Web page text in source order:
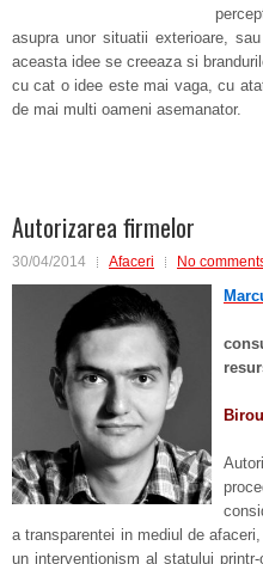
asupra unor situatii exterioare,
aceasta idee se creeaza si
cu cat o idee este mai vaga, cu
de mai multi oameni asemanator.
Autorizarea firmelor
30/04/2014 Afaceri No
a transparentei in mediul de
un interventionism al statului